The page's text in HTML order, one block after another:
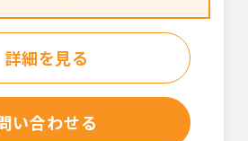
詳細を見る
い合わせる